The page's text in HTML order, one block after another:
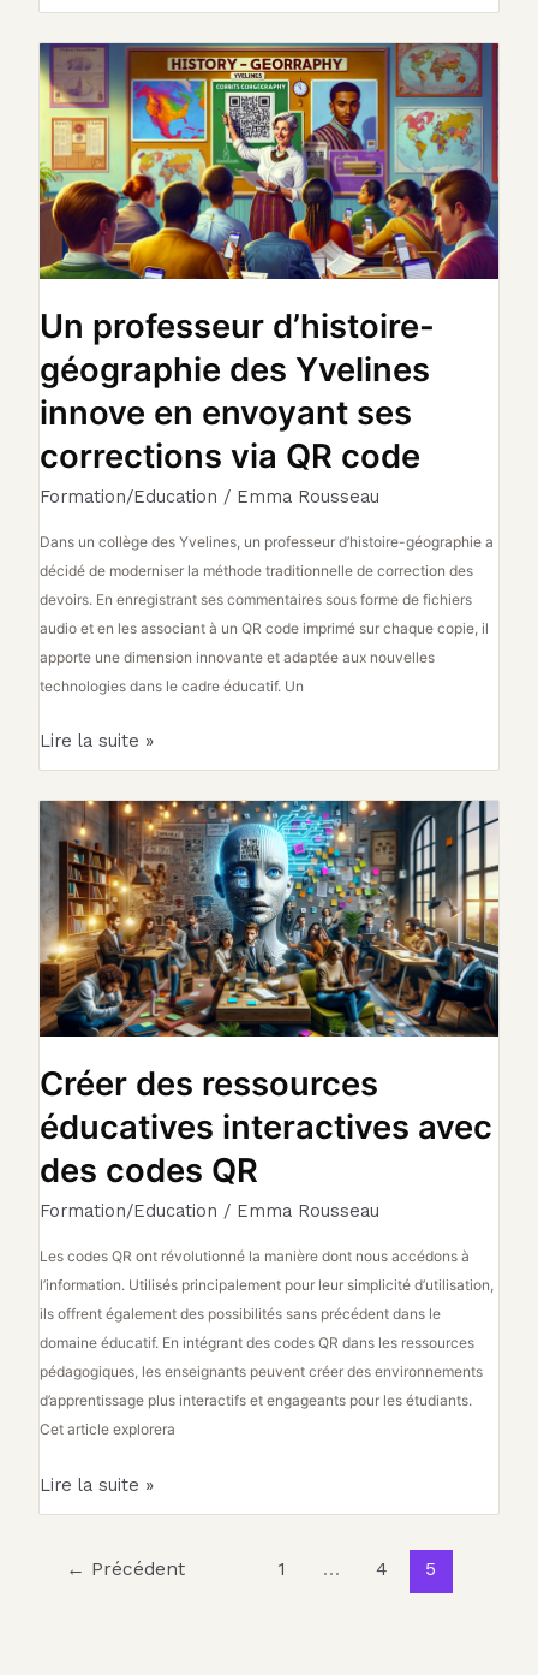
Un professeur d’histoire-
géographie des Yvelines
innove en envoyant ses
corrections via QR code
Formation/Education / Emma Rousseau
Dans un collège des Yvelines, un professeur d’histoire-géographie a
décidé de moderniser la méthode traditionnelle de correction des
devoirs. En enregistrant ses commentaires sous forme de fichiers
audio et en les associant à un QR code imprimé sur chaque copie, il
apporte une dimension innovante et adaptée aux nouvelles
technologies dans le cadre éducatif. Un
Un
professeur
d’histoire-
géographie
des
Yvelines
innove
en
ses
corrections
via
QR
code
Lire la suite »
Créer des ressources
éducatives interactives avec
des codes QR
Formation/Education / Emma Rousseau
Les codes QR ont révolutionné la manière dont nous accédons à
l’information. Utilisés principalement pour leur simplicité d’utilisation,
ils offrent également des possibilités sans précédent dans le
domaine éducatif. En intégrant des codes QR dans les ressources
pédagogiques, les enseignants peuvent créer des environnements
d’apprentissage plus interactifs et engageants pour les étudiants.
Cet article explorera
Créer
des
ressources
éducatives
interactives
avec
des
codes
Lire la suite »
← Précédent 1 … 4 5